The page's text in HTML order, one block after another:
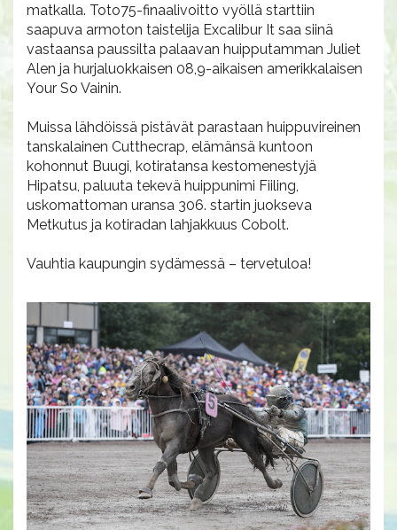
matkalla. Toto75-finaalivoitto vyöllä starttiin
saapuva armoton taistelija Excalibur It saa siinä
vastaansa paussilta palaavan huipputamman Juliet
Alen ja hurjaluokkaisen 08,9-aikaisen amerikkalaisen
Your So Vainin.
Muissa lähdöissä pistävät parastaan huippuvireinen
tanskalainen Cutthecrap, elämänsä kuntoon
kohonnut Buugi, kotiratansa kestomenestyjä
Hipatsu, paluuta tekevä huippunimi Fiiling,
uskomattoman uransa 306. startin juokseva
Metkutus ja kotiradan lahjakkuus Cobolt.
Vauhtia kaupungin sydämessä – tervetuloa!